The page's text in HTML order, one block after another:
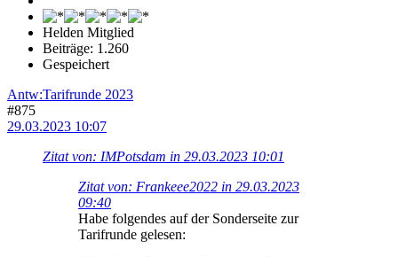
Helden Mitglied
Beiträge: 1.260
Gespeichert
Antw:Tarifrunde 2023
#875
29.03.2023 10:07
Zitat von: IMPotsdam in 29.03.2023 10:01
Zitat von: Frankeee2022 in 29.03.2023
09:40
Habe folgendes auf der Sonderseite zur
Tarifrunde gelesen: